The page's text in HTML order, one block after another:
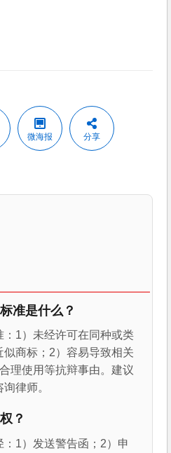
微海报 分享
准是什么？
：1）未经许可在同种或类
商标；2）容易导致相关
理使用等抗辩事由。建议
律师。
？
1）发送警告函；2）申